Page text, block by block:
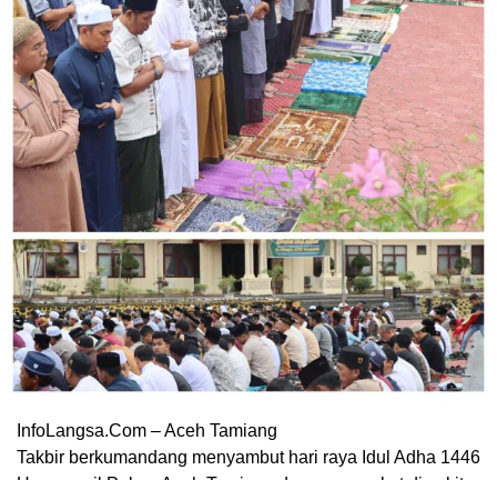
InfoLangsa.Com – Aceh Tamiang
Takbir berkumandang menyambut hari raya Idul Adha 1446